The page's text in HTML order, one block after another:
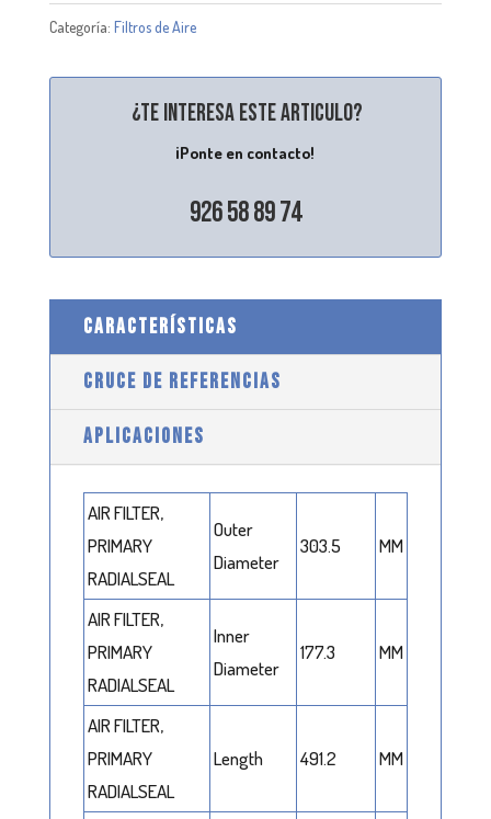
Categoría: Filtros de Aire
¿Te interesa este articulo?
¡Ponte en contacto!
926 58 89 74
CARACTERÍSTICAS
CRUCE DE REFERENCIAS
APLICACIONES
AIR FILTER,
PRIMARY
RADIALSEAL
Outer
Diameter
303.5 MM
AIR FILTER,
PRIMARY
RADIALSEAL
Inner
Diameter
177.3 MM
AIR FILTER,
PRIMARY
RADIALSEAL
Length 491.2 MM